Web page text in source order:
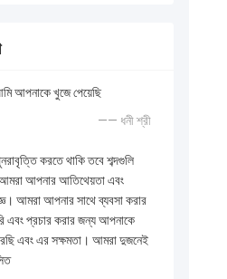
আপনাকে খুজে পেয়েছি
—— ধনী শ্রী
করতে থাকি তবে শব্দগুলি
আমরা আপনার আতিথেয়তা এবং
আমরা আপনার সাথে ব্যবসা করার
এবং প্রচার করার জন্য আপনাকে
এবং এর সক্ষমতা। আমরা দুজনেই